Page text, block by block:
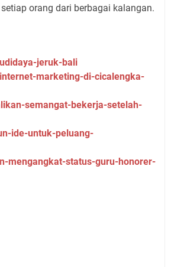
orang dari berbagai kalangan.
jeruk-bali
marketing-di-cicalengka-
semangat-bekerja-setelah-
ide-untuk-peluang-
mengangkat-status-guru-honorer-